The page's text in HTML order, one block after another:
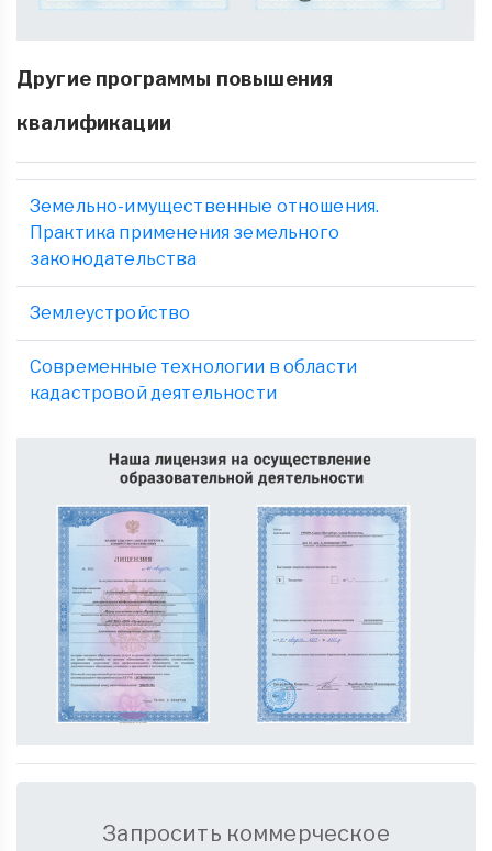
Другие программы повышения
квалификации
Земельно-имущественные отношения.
Практика применения земельного
законодательства
Землеустройство
Современные технологии в области
кадастровой деятельности
Запросить коммерческое